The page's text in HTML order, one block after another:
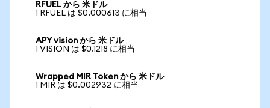
RFUEL から 米ドル
1 RFUEL は $0.000613 に相当
APY vision から 米ドル
1 VISION は $0.1218 に相当
Wrapped MIR Token から 米ドル
1 MIR は $0.002932 に相当